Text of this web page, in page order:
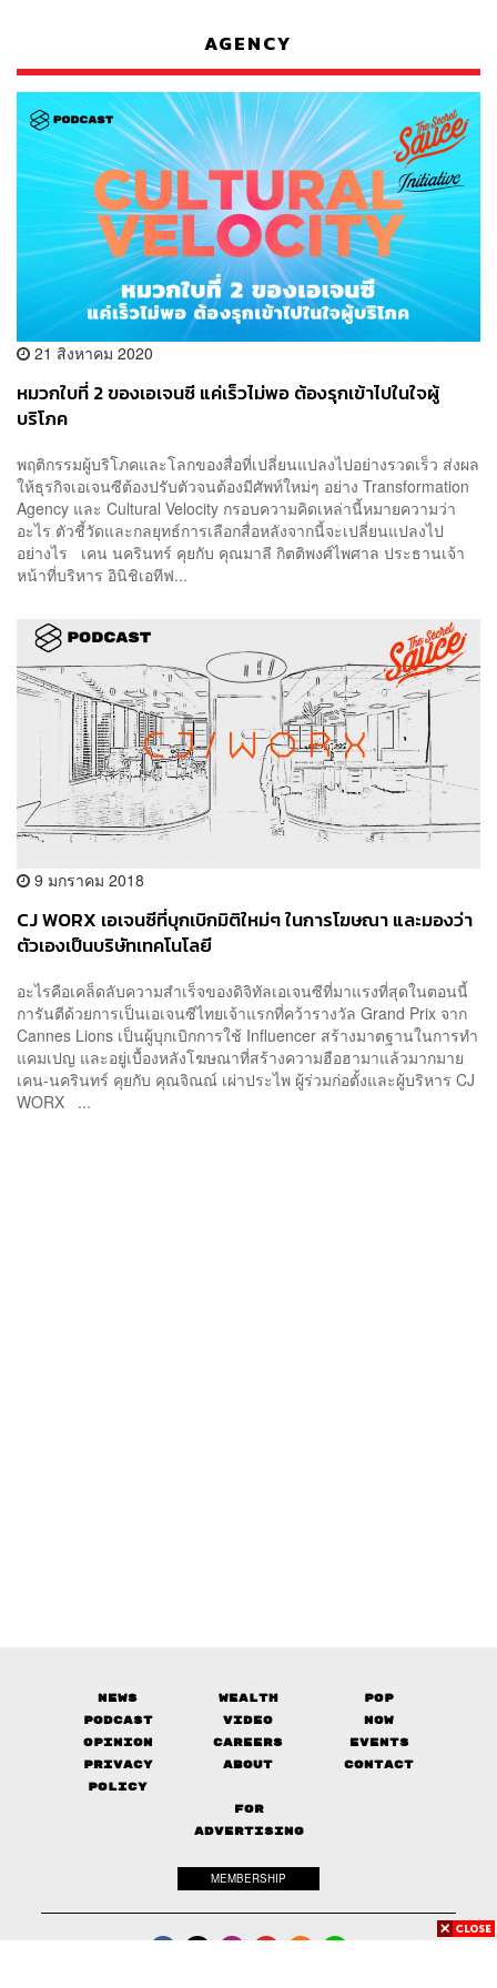
AGENCY
21 สิงหาคม 2020
หมวกใบที่ 2 ของเอเจนซี แค่เร็วไม่พอ ต้องรุกเข้าไปในใจผู้
บริโภค
พฤติกรรมผู้บริโภคและโลกของสื่อที่เปลี่ยนแปลงไปอย่างรวดเร็ว ส่งผล
ให้ธุรกิจเอเจนซีต้องปรับตัวจนต้องมีศัพท์ใหม่ๆ อย่าง Transformation
Agency และ Cultural Velocity กรอบความคิดเหล่านี้หมายความว่า
อะไร ตัวชี้วัดและกลยุทธ์การเลือกสื่อหลังจากนี้จะเปลี่ยนแปลงไป
อย่างไร เคน นครินทร์ คุยกับ คุณมาลี กิตติพงศ์ไพศาล ประธานเจ้า
หน้าที่บริหาร อินิชิเอทีฟ...
9 มกราคม 2018
CJ WORX เอเจนซีที่บุกเบิกมิติใหม่ๆ ในการโฆษณา และมองว่า
ตัวเองเป็นบริษัทเทคโนโลยี
อะไรคือเคล็ดลับความสำเร็จของดิจิทัลเอเจนซีที่มาแรงที่สุดในตอนนี้
การันตีด้วยการเป็นเอเจนซีไทยเจ้าแรกที่คว้ารางวัล Grand Prix จาก
Cannes Lions เป็นผู้บุกเบิกการใช้ Influencer สร้างมาตฐานในการทำ
แคมเปญ และอยู่เบื้องหลังโฆษณาที่สร้างความฮือฮามาแล้วมากมาย
เคน-นครินทร์ คุยกับ คุณจิณณ์ เผ่าประไพ ผู้ร่วมก่อตั้งและผู้บริหาร CJ
WORX ...
News Wealth
Pop
Podcast
Video
Now
Opinion
Careers
Events
Privacy
Policy
About Contact
FOR
ADVERTISING
MEMBERSHIP